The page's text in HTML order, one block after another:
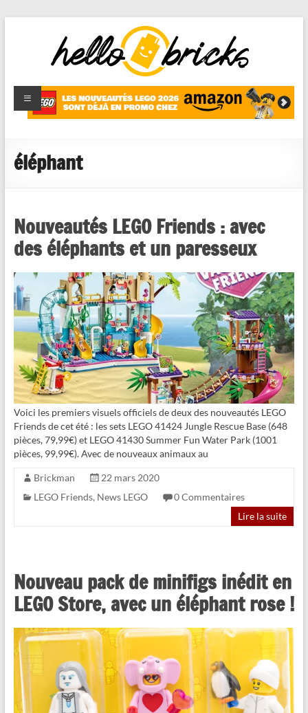
HelloBricks
Blog LEGO,
nouveaut�s
reviews
éléphant
Nouveautés LEGO Friends : avec
des éléphants et un paresseux
Voici les premiers visuels officiels de deux des nouveautés LEGO
Friends de cet été : les sets LEGO 41424 Jungle Rescue Base (648
pièces, 79,99€) et LEGO 41430 Summer Fun Water Park (1001
pièces, 99,99€). Avec de nouveaux animaux au
Brickman
22 mars 2020
LEGO Friends, News LEGO
0 Commentaires
Lire la suite
Nouveau pack de minifigs inédit en
LEGO Store, avec un éléphant rose !